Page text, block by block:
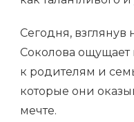
Сегодня,
Соколова ощущает
к родителям и
которые они
мечте.